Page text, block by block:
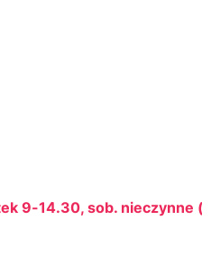
9-14.30, sob. nieczynne